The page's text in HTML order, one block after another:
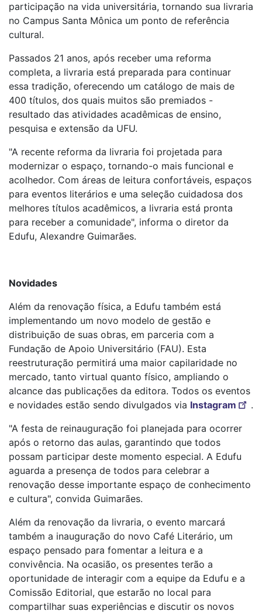
participação na vida universitária, tornando sua livraria
no Campus Santa Mônica um ponto de referência
cultural.
Passados 21 anos, após receber uma reforma
completa, a livraria está preparada para continuar
essa tradição, oferecendo um catálogo de mais de
400 títulos, dos quais muitos são premiados -
resultado das atividades acadêmicas de ensino,
pesquisa e extensão da UFU.
"A recente reforma da livraria foi projetada para
modernizar o espaço, tornando-o mais funcional e
acolhedor. Com áreas de leitura confortáveis, espaços
para eventos literários e uma seleção cuidadosa dos
melhores títulos acadêmicos, a livraria está pronta
para receber a comunidade", informa o diretor da
Edufu, Alexandre Guimarães.
Novidades
Além da renovação física, a Edufu também está
implementando um novo modelo de gestão e
distribuição de suas obras, em parceria com a
Fundação de Apoio Universitário (FAU). Esta
reestruturação permitirá uma maior capilaridade no
mercado, tanto virtual quanto físico, ampliando o
alcance das publicações da editora. Todos os eventos
e novidades estão sendo divulgados via Instagram
.
"A festa de reinauguração foi planejada para ocorrer
após o retorno das aulas, garantindo que todos
possam participar deste momento especial. A Edufu
aguarda a presença de todos para celebrar a
renovação desse importante espaço de conhecimento
e cultura", convida Guimarães.
Além da renovação da livraria, o evento marcará
também a inauguração do novo Café Literário, um
espaço pensado para fomentar a leitura e a
convivência. Na ocasião, os presentes terão a
oportunidade de interagir com a equipe da Edufu e a
Comissão Editorial, que estarão no local para
compartilhar suas experiências e discutir os novos